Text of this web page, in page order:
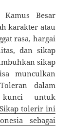
Kamus Besar
karakter atau
rasa, hargai
dan sikap
sikap
munculkan
dalam
kunci untuk
Sikap tolerir ini
sebagai